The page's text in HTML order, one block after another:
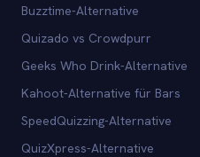
Buzztime-Alternative
Quizado vs Crowdpurr
Geeks Who Drink-Alternative
Kahoot-Alternative für Bars
SpeedQuizzing-Alternative
QuizXpress-Alternative